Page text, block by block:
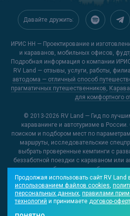
Давайте дружить:
ИРИС НН — Проектирование и
и караванов, мобильных офисов,
Подробная информация о компании
RV Land — отзывы, услуги, работы,
автодома — отличный способ
прагматичных путешественников,
для комфортного
© 2013-2026 RV Land — Гид по
караванинге и автотуризме в
поиском и подбором мест по
маршруты, исследовательские
выбрать проверенные кемпинги с
беззаботной поездки с караваном или
открыть для себя новые и необычные
на отдых.
О проекте Контакты редакции
Отзывы на сайте
Продолжая использовать сайт RV Land
использованием файлов cookies,
персональных данных, правилами
технологий и принимаете договор-